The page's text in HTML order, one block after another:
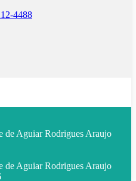
4488
de Aguiar Rodrigues Araujo
de Aguiar Rodrigues Araujo